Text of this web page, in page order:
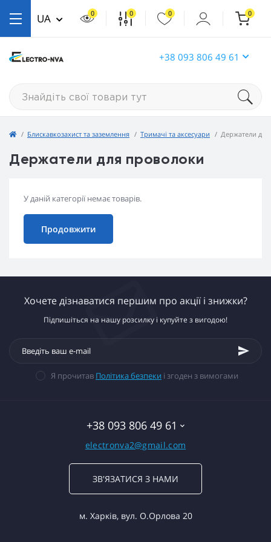
+38 093 806 49 61
UA 0 0 0 0
Блискавкозахист та заземлення Тримачі та аксесуари Держатели
Держатели для проволоки
У даній категорії немає товарів.
Продовжити
Хочете дізнаватися першим про акції і знижки?
Підпишіться на нашу розсилку і купуйте з вигодою!
Я прочитав Політика безпеки і згоден з вимогами
+38 093 806 49 61
electronva2@gmail.com
ЗВ'ЯЗАТИСЯ З НАМИ
м. Харків, вул. О.Орлова 20